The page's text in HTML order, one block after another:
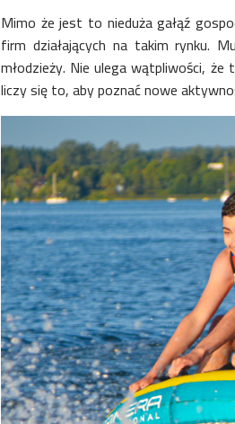
Mimo że jest to nieduża gałąź
firm działających na takim rynku.
młodzieży. Nie ulega wątpliwości,
liczy się to, aby poznać nowe